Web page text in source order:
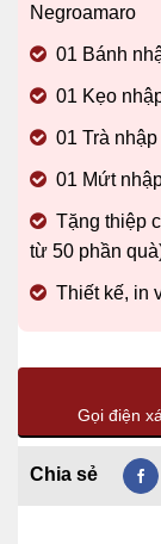
Negroamaro
01 Bánh
01 Kẹo
01 Trà nhập
01 Mứt
Tặng thiệp
từ 50 phần
Thiết kế, in
Gọi điện